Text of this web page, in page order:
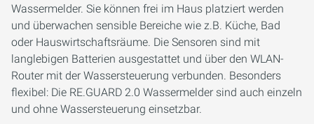
Wassermelder. Sie können frei im Haus platziert werden
und überwachen sensible Bereiche wie z.B. Küche, Bad
oder Hauswirtschaftsräume. Die Sensoren sind mit
langlebigen Batterien ausgestattet und über den WLAN-
Router mit der Wassersteuerung verbunden. Besonders
flexibel: Die RE.GUARD 2.0 Wassermelder sind auch einzeln
und ohne Wassersteuerung einsetzbar.